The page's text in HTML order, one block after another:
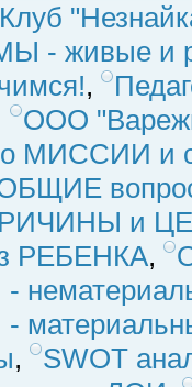
Клуб
- живые и
,
ООО
МИССИИ и
и
РЕБЕНКА,
,
SWOT